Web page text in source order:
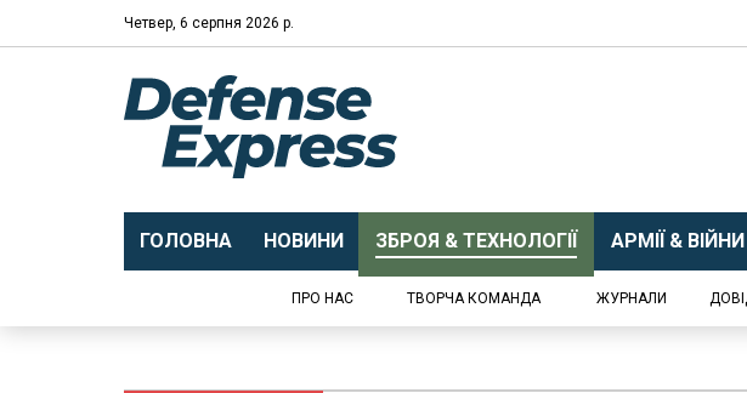
Четвер, 6 серпня 2026 р.
ГОЛОВНА НОВИНИ ЗБРОЯ & ТЕХНОЛОГІЇ АРМІЇ & ВІЙНИ
ПРО НАС ТВОРЧА КОМАНДА ЖУРНАЛИ